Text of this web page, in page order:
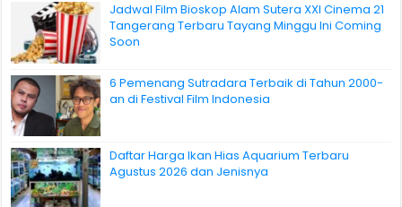
Jadwal Film Bioskop Alam Sutera XXI Cinema 21
Tangerang Terbaru Tayang Minggu Ini Coming
Soon
6 Pemenang Sutradara Terbaik di Tahun 2000-
an di Festival Film Indonesia
Daftar Harga Ikan Hias Aquarium Terbaru
Agustus 2026 dan Jenisnya